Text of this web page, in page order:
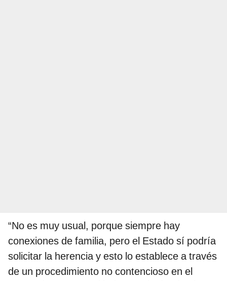
“No es muy usual, porque siempre hay
conexiones de familia, pero el Estado sí podría
solicitar la herencia y esto lo establece a través
de un procedimiento no contencioso en el